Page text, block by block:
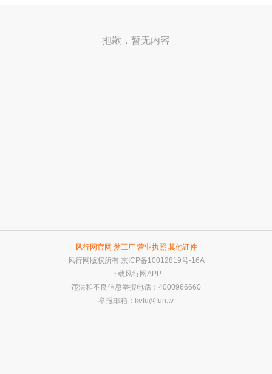
抱歉，暂无内容
风行网官网 梦工厂 营业执照 其他证件
风行网版权所有 京ICP备10012819号-16A
下载风行网APP
违法和不良信息举报电话：4000966660
举报邮箱： kefu@fun.tv